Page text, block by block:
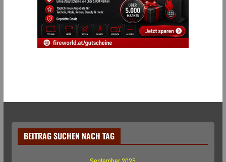
BEITRAG SUCHEN NACH TAG